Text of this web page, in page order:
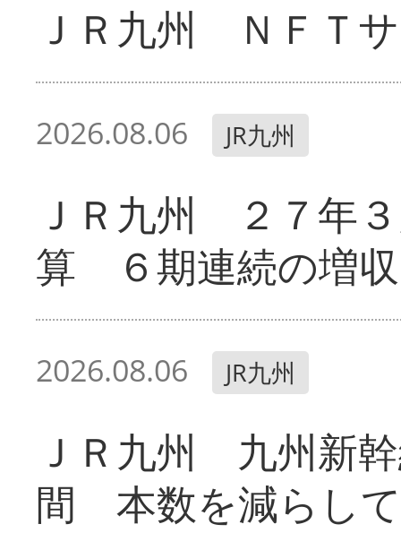
ＪＲ九州 ＮＦＴ
2026.08.06 JR九州
ＪＲ九州 ２７年
算 ６期連続の増収
2026.08.06 JR九州
ＪＲ九州 九州新
間 本数を減らし